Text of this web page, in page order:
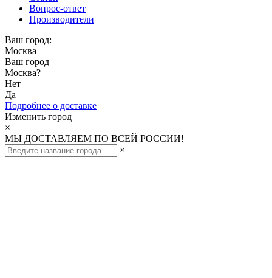
Вопрос-ответ
Производители
Ваш город:
Москва
Ваш город
Москва?
Нет
Да
Подробнее о доставке
Изменить город
×
МЫ ДОСТАВЛЯЕМ ПО ВСЕЙ РОССИИ!
×